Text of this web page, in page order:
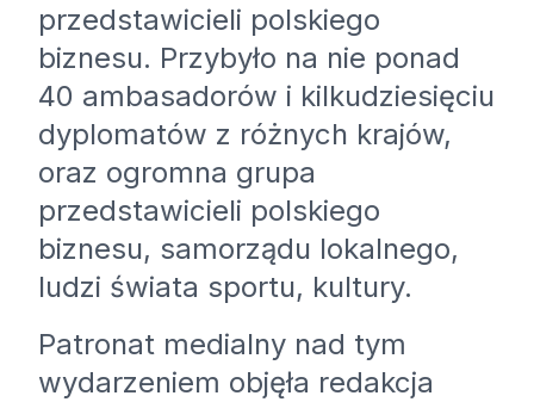
przedstawicieli polskiego
biznesu. Przybyło na nie ponad
40 ambasadorów i kilkudziesięciu
dyplomatów z różnych krajów,
oraz ogromna grupa
przedstawicieli polskiego
biznesu, samorządu lokalnego,
ludzi świata sportu, kultury.
Patronat medialny nad tym
wydarzeniem objęła redakcja